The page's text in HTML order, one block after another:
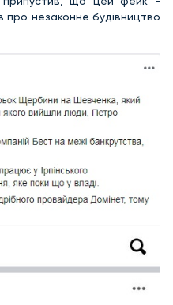
про незаконне будівництво